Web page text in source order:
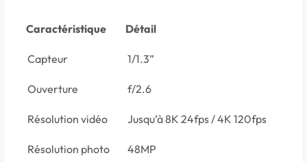
Caractéristique Détail
Capteur 1/1.3”
Ouverture f/2.6
Résolution vidéo Jusqu’à 8K 24fps / 4K 120fps
Résolution photo 48MP